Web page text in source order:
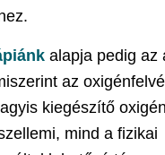
alapja pedig az
az
kiegészítő
mind a fizikai